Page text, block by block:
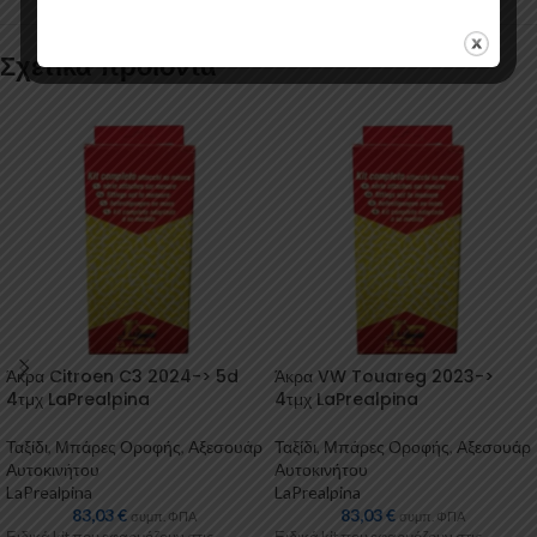
Σχετικά προϊόντα
Άκρα Citroen C3 2024-> 5d
4τμχ LaPrealpina
Ταξίδι, Μπάρες Οροφής, Αξεσουάρ
Αυτοκινήτου
LaPrealpina
83,03€ συμπ. ΦΠΑ
Άκρα VW Touareg 2023->
4τμχ LaPrealpina
Ταξίδι, Μπάρες Οροφής, Αξεσουάρ
Αυτοκινήτου
LaPrealpina
83,03€ συμπ. ΦΠΑ